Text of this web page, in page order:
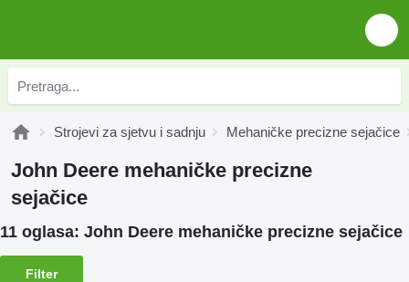
Strojevi za sjetvu i sadnju Mehaničke precizne sejačice
John Deere mehaničke precizne
sejačice
11 oglasa: John Deere mehaničke precizne sejačice
Filter